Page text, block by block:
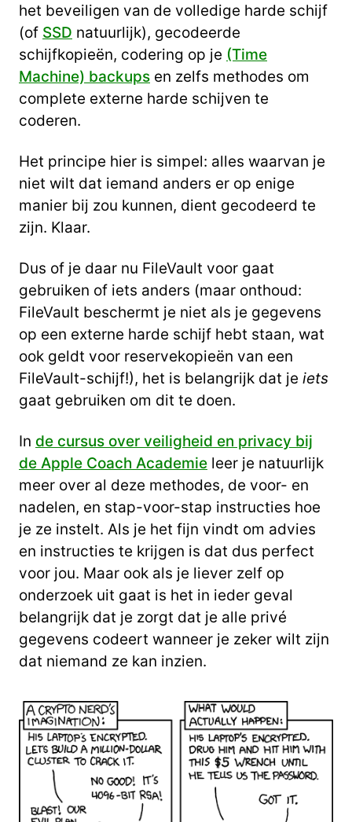
het beveiligen van de volledige harde schijf
(of SSD natuurlijk), gecodeerde
schijfkopieën, codering op je (Time
Machine) backups en zelfs methodes om
complete externe harde schijven te
coderen.
Het principe hier is simpel: alles waarvan je
niet wilt dat iemand anders er op enige
manier bij zou kunnen, dient gecodeerd te
zijn. Klaar.
Dus of je daar nu FileVault voor gaat
gebruiken of iets anders (maar onthoud:
FileVault beschermt je niet als je gegevens
op een externe harde schijf hebt staan, wat
ook geldt voor reservekopieën van een
FileVault-schijf!), het is belangrijk dat je iets
gaat gebruiken om dit te doen.
In de cursus over veiligheid en privacy bij
de Apple Coach Academie leer je natuurlijk
meer over al deze methodes, de voor- en
nadelen, en stap-voor-stap instructies hoe
je ze instelt. Als je het fijn vindt om advies
en instructies te krijgen is dat dus perfect
voor jou. Maar ook als je liever zelf op
onderzoek uit gaat is het in ieder geval
belangrijk dat je zorgt dat je alle privé
gegevens codeert wanneer je zeker wilt zijn
dat niemand ze kan inzien.